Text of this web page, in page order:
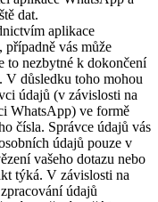
dat.
aplikace
případně vás může
to nezbytné k dokončení
V důsledku toho mohou
údajů (v závislosti na
WhatsApp) ve formě
čísla. Správce údajů vás
údajů pouze v
vašeho dotazu nebo
týká. V závislosti na
údajů